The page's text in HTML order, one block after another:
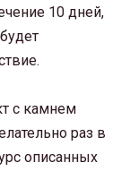
10 дней,
с камнем
раз в
описанных